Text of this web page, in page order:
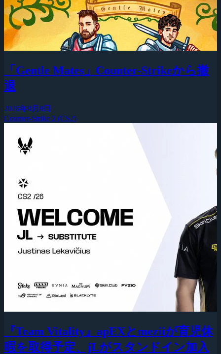
「Gentle Mates」Counter-Strikeから撤
退
2026年8月8日
Counter-Strike 2 (CS2)
『Team Vitality』apEXとmeziiが育児休
暇を取得予定、jLがスタンドイン加入